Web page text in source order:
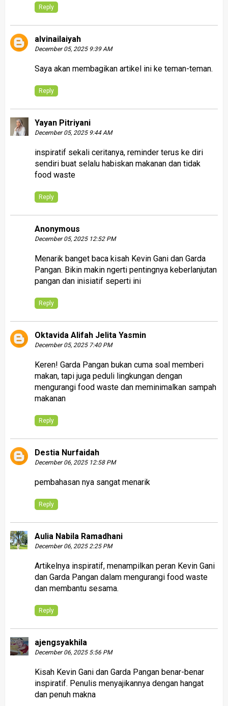
Reply
alvinailaiyah
December 05, 2025 9:39 AM
Saya akan membagikan artikel ini ke teman-teman.
Reply
Yayan Pitriyani
December 05, 2025 9:44 AM
inspiratif sekali ceritanya, reminder terus ke diri
sendiri buat selalu habiskan makanan dan tidak
food waste
Reply
Anonymous
December 05, 2025 12:52 PM
Menarik banget baca kisah Kevin Gani dan Garda
Pangan. Bikin makin ngerti pentingnya keberlanjutan
pangan dan inisiatif seperti ini
Reply
Oktavida Alifah Jelita Yasmin
December 05, 2025 7:40 PM
Keren! Garda Pangan bukan cuma soal memberi
makan, tapi juga peduli lingkungan dengan
mengurangi food waste dan meminimalkan sampah
makanan
Reply
Destia Nurfaidah
December 06, 2025 12:58 PM
pembahasan nya sangat menarik
Reply
Aulia Nabila Ramadhani
December 06, 2025 2:25 PM
Artikelnya inspiratif, menampilkan peran Kevin Gani
dan Garda Pangan dalam mengurangi food waste
dan membantu sesama.
Reply
ajengsyakhila
December 06, 2025 5:56 PM
Kisah Kevin Gani dan Garda Pangan benar-benar
inspiratif. Penulis menyajikannya dengan hangat
dan penuh makna